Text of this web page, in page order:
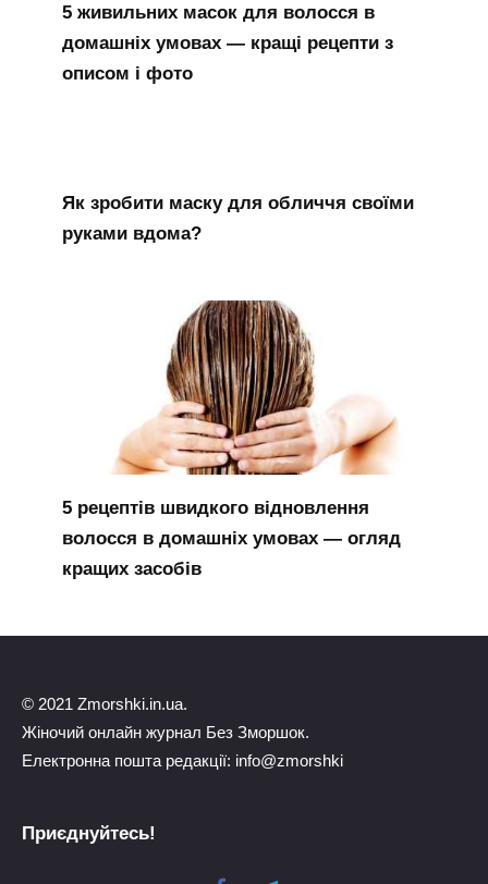
5 живильних масок для волосся в
домашніх умовах — кращі рецепти з
описом і фото
Як зробити маску для обличчя своїми
руками вдома?
5 рецептів швидкого відновлення
волосся в домашніх умовах — огляд
кращих засобів
© 2021 Zmorshki.in.ua.
Жіночий онлайн журнал Без Зморшок.
Електронна пошта редакції: info@zmorshki
Приєднуйтесь!